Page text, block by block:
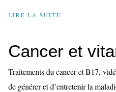
LIRE LA SUITE
Cancer et
Traitements du cancer et B17,
de générer et d’entretenir la